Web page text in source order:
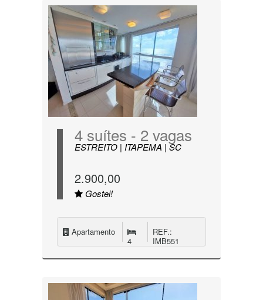
4 suítes - 2 vagas
ESTREITO | ITAPEMA | SC
2.900,00
Gostei!
Apartamento
4
REF.:
IMB551